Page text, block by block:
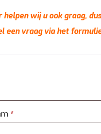
wij u ook graag,
een vraag via het
*